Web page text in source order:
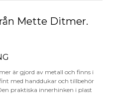
Mette Ditmer.
är gjord av metall och finns i
med handdukar och tillbehör
praktiska innerhinken i plast